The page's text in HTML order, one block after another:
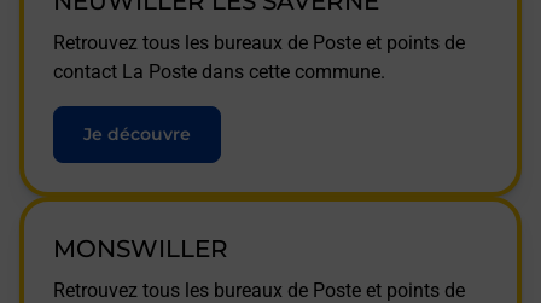
Retrouvez tous les bureaux de Poste et points de
contact La Poste dans cette commune.
Je découvre
MONSWILLER
Retrouvez tous les bureaux de Poste et points de